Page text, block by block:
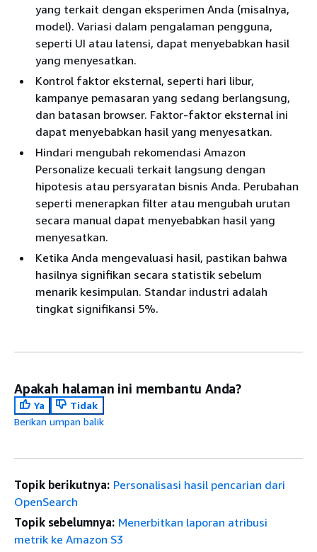
yang terkait dengan eksperimen Anda (misalnya,
model). Variasi dalam pengalaman pengguna,
seperti UI atau latensi, dapat menyebabkan hasil
yang menyesatkan.
Kontrol faktor eksternal, seperti hari libur,
kampanye pemasaran yang sedang berlangsung,
dan batasan browser. Faktor-faktor eksternal ini
dapat menyebabkan hasil yang menyesatkan.
Hindari mengubah rekomendasi Amazon
Personalize kecuali terkait langsung dengan
hipotesis atau persyaratan bisnis Anda. Perubahan
seperti menerapkan filter atau mengubah urutan
secara manual dapat menyebabkan hasil yang
menyesatkan.
Ketika Anda mengevaluasi hasil, pastikan bahwa
hasilnya signifikan secara statistik sebelum
menarik kesimpulan. Standar industri adalah
tingkat signifikansi 5%.
Apakah halaman ini membantu Anda?
Ya
Tidak
Berikan umpan balik
Topik berikutnya: Personalisasi hasil pencarian dari
OpenSearch
Topik sebelumnya: Menerbitkan laporan atribusi
metrik ke Amazon S3